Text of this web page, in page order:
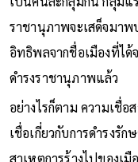
ราชานุภาพจะเสด็จมาพ
อิทธิพลจากชื่อเมืองที่ได้
ดำรงราชานุภาพแล้ว
อย่างไรก็ตาม ความเชื่
เชื่อเกี่ยวกับการดำรงรั
สาเหตุการร้างไปของเ